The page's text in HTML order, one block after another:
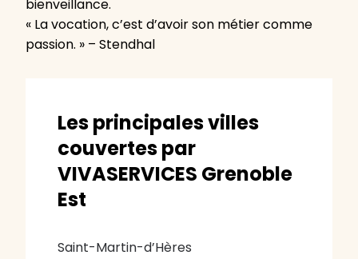
bienveillance.
« La vocation, c’est d’avoir son métier comme
passion. » – Stendhal
Les principales villes
couvertes par
VIVASERVICES Grenoble
Est
Saint-Martin-d’Hères